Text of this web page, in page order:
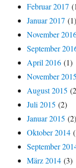
Februar 2017
Januar 2017 (1)
November
September
April 2016 (1)
November 2015
August 2015
Juli 2015 (2)
Januar 2015 (2)
Oktober 2014
September
März 2014 (3)